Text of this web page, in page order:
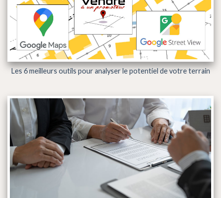
Les 6 meilleurs outils pour analyser le potentiel de votre terrain